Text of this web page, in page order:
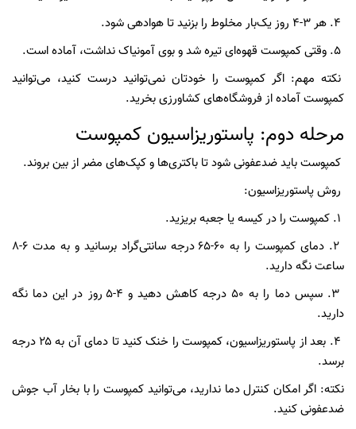
نکته مهم: اگر کمپوست را خودتان نمی‌توانید درست کنید، می‌توانید
کمپوست آماده از فروشگاه‌های کشاورزی بخرید.
مرحله دوم: پاستوریزاسیون کمپوست
کمپوست باید ضدعفونی شود تا باکتری‌ها و کپک‌های مضر از بین بروند.
روش پاستوریزاسیون:
۲. دمای کمپوست را به ۶۰-۶۵ درجه سانتی‌گراد برسانید و به مدت ۶-۸
ساعت نگه دارید.
۳. سپس دما را به ۵۰ درجه کاهش دهید و ۴-۵ روز در این دما نگه
دارید.
۴. بعد از پاستوریزاسیون، کمپوست را خنک کنید تا دمای آن به ۲۵ درجه
برسد.
نکته: اگر امکان کنترل دما ندارید، می‌توانید کمپوست را با بخار آب جوش
ضدعفونی کنید.